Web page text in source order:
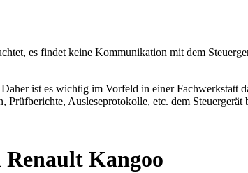
es findet keine Kommunikation mit dem
ist es wichtig im Vorfeld in einer Fachwerkstatt
Prüfberichte, Ausleseprotokolle, etc. dem Steuergerät
Kangoo